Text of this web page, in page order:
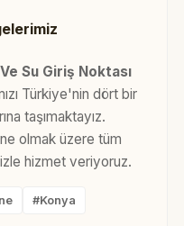
Su Giriş Noktası
Türkiye'nin dört bir
taşımaktayız.
olmak üzere tüm
hizmet veriyoruz.
#Konya